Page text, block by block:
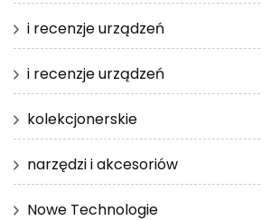
i recenzje urządzeń
i recenzje urządzeń
kolekcjonerskie
narzędzi i akcesoriów
Nowe Technologie